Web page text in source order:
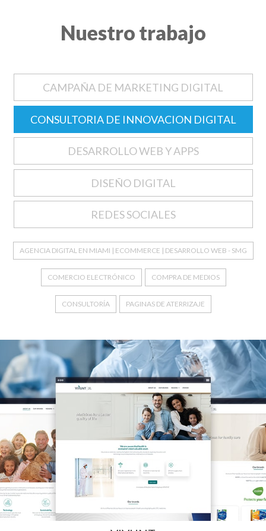
Nuestro trabajo
CAMPAÑA DE MARKETING DIGITAL
CONSULTORIA DE INNOVACION DIGITAL
DESARROLLO WEB Y APPS
DISEÑO DIGITAL
REDES SOCIALES
AGENCIA DIGITAL EN MIAMI | ECOMMERCE | DESARROLLO WEB - SMG
COMERCIO ELECTRÓNICO COMPRA DE MEDIOS
CONSULTORÍA PAGINAS DE ATERRIZAJE